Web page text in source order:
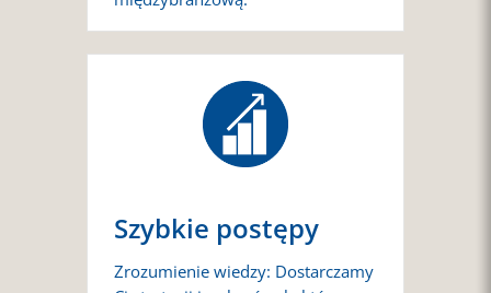
Szybkie postępy
Zrozumienie wiedzy: Dostarczamy